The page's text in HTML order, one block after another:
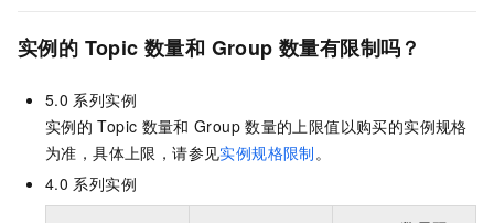
实例的 Topic 数量和 Group 数量有限制吗？
5.0 系列实例
实例的 Topic 数量和 Group 数量的上限值以购买的实例规格
为准，具体上限，请参见实例规格限制 。
4.0 系列实例